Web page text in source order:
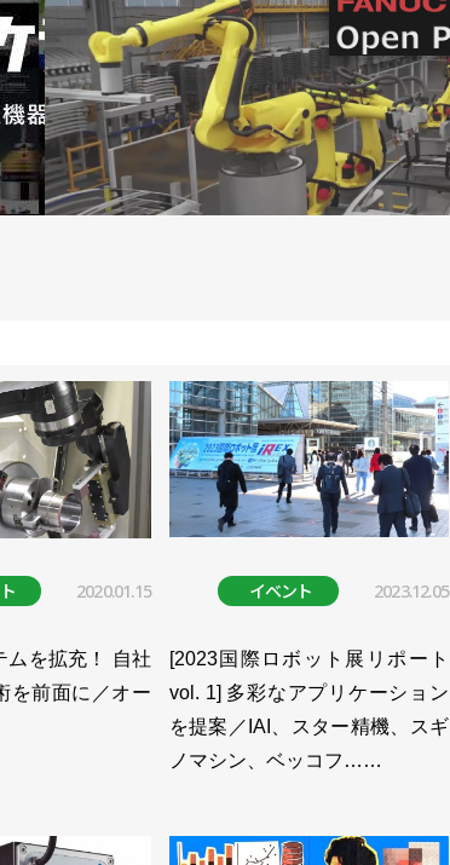
川電機
長
クと協業開始／安川電機
運用を容易に／安川電機
ロボットを開発／安川電機
転増収へ／安川電機
／安川電機
な段階へ／安川電機 小川昌寛 社長
の組み付けに／安川電機
発売／安川電機
のエンジンになると確信／安川電機
ォームの構築に向けた覚書を締結／安川電機
2020.01.15
ムを拡充！ 自社
を前面に／オー
イベント 2023.12.05
[2023国際ロボット展リポート
vol. 1] 多彩なアプリケーション
を提案／IAI、スター精機、スギ
ノマシン、ベッコフ……